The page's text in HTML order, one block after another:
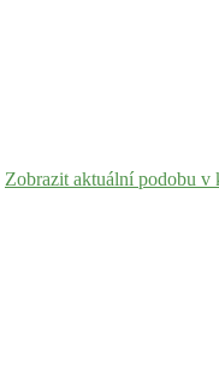
Zobrazit aktuální podobu v